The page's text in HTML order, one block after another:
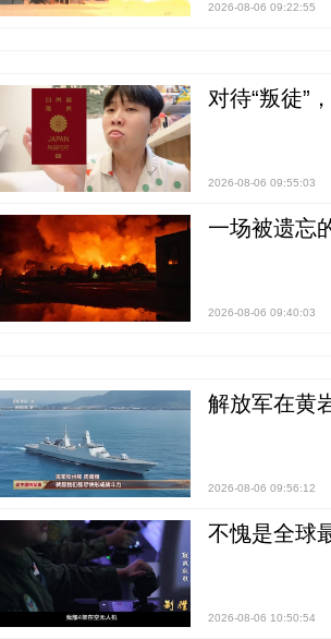
2026-08-06 09:22:55
对待“叛徒”
2026-08-06 09:55:03
一场被遗忘
2026-08-06 09:40:03
解放军在黄
2026-08-06 09:56:12
不愧是全球
2026-08-06 10:50:54